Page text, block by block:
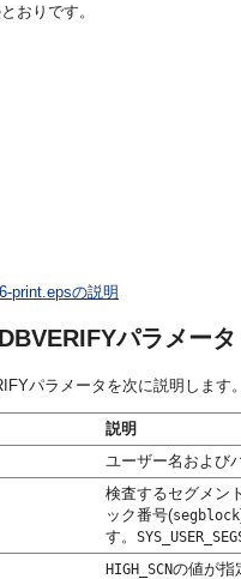
おりです。
print.epsの説明
パラメータ
パラメータを次に説明します。
説明
ユーザー名および
検査するセグメン
ック番号(segblock
す。
HIGH_SCNの値が指